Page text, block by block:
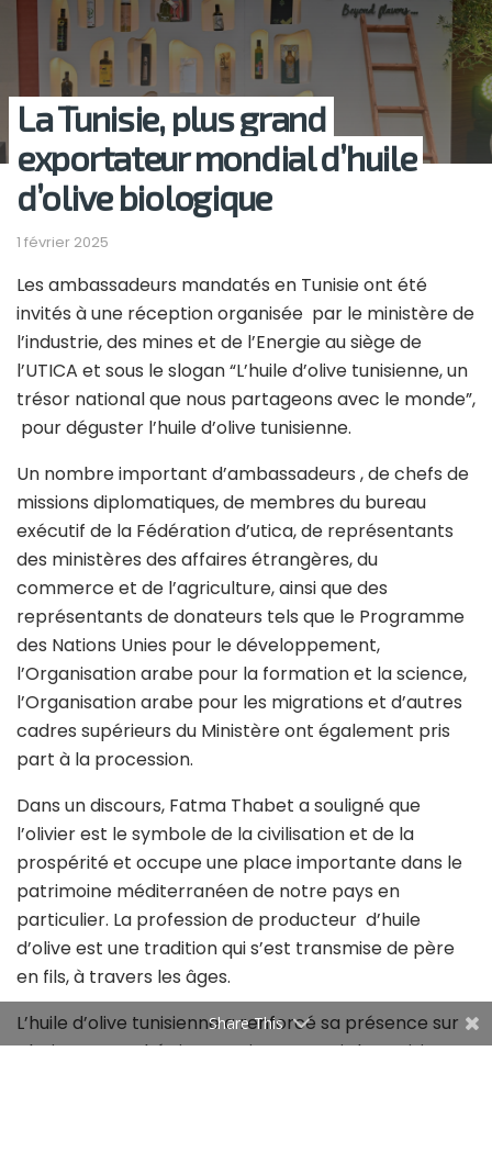
La Tunisie, plus grand
exportateur mondial d’huile
d’olive biologique
1 février 2025
Les ambassadeurs mandatés en Tunisie ont été
invités à une réception organisée par le ministère de
l’industrie, des mines et de l’Energie au siège de
l’UTICA et sous le slogan “L’huile d’olive tunisienne, un
trésor national que nous partageons avec le monde”,
pour déguster l’huile d’olive tunisienne.
Un nombre important d’ambassadeurs , de chefs de
missions diplomatiques, de membres du bureau
exécutif de la Fédération d’utica, de représentants
des ministères des affaires étrangères, du
commerce et de l’agriculture, ainsi que des
représentants de donateurs tels que le Programme
des Nations Unies pour le développement,
l’Organisation arabe pour la formation et la science,
l’Organisation arabe pour les migrations et d’autres
cadres supérieurs du Ministère ont également pris
part à la procession.
Dans un discours, Fatma Thabet a souligné que
l’olivier est le symbole de la civilisation et de la
prospérité et occupe une place importante dans le
patrimoine méditerranéen de notre pays en
particulier. La profession de producteur d’huile
d’olive est une tradition qui s’est transmise de père
en fils, à travers les âges.
L’huile d’olive tunisienne a renforcé sa présence sur
plusieurs marchés internationaux, mais la Tunisie
Share This